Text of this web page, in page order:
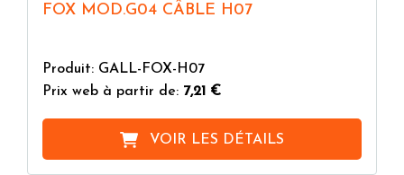
FOX MOD.G04 CÂBLE H07
Produit: GALL-FOX-H07
Prix web à partir de: 7,21 €
VOIR LES DÉTAILS